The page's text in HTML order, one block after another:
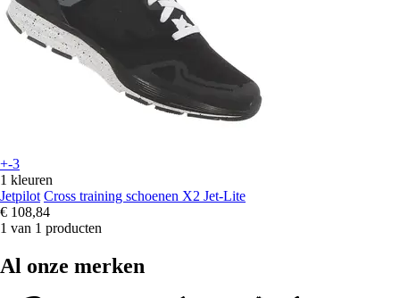
+-3
1 kleuren
Jetpilot Cross training schoenen X2 Jet-Lite
€ 108,84
1 van 1 producten
Al onze merken